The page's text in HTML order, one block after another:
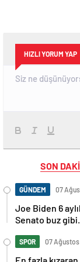
HIZLI YORUM YAP
SON
GÜNDEM 07
Joe Biden 6
Senato buz
SPOR 07